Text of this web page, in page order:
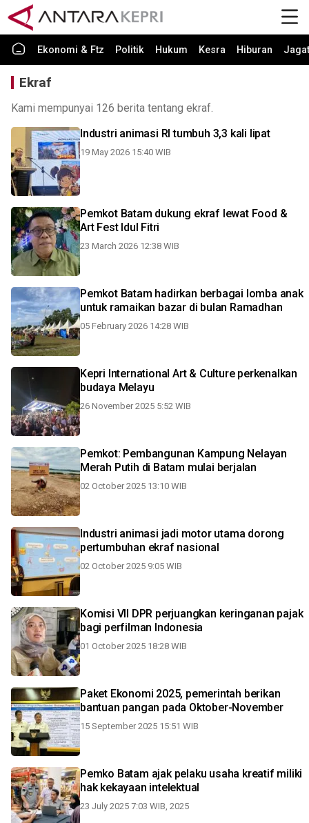
Ekonomi & Ftz Politik Hukum Kesra Hiburan Jagat
Ekraf
Kami mempunyai 126 berita tentang ekraf.
Industri animasi RI tumbuh 3,3 kali lipat
19 May 2026 15:40 WIB
Pemkot Batam dukung ekraf lewat Food &
Art Fest Idul Fitri
23 March 2026 12:38 WIB
Pemkot Batam hadirkan berbagai lomba anak
untuk ramaikan bazar di bulan Ramadhan
05 February 2026 14:28 WIB
Kepri International Art & Culture perkenalkan
budaya Melayu
26 November 2025 5:52 WIB
Pemkot: Pembangunan Kampung Nelayan
Merah Putih di Batam mulai berjalan
02 October 2025 13:10 WIB
Industri animasi jadi motor utama dorong
pertumbuhan ekraf nasional
02 October 2025 9:05 WIB
Komisi VII DPR perjuangkan keringanan pajak
bagi perfilman Indonesia
01 October 2025 18:28 WIB
Paket Ekonomi 2025, pemerintah berikan
bantuan pangan pada Oktober-November
15 September 2025 15:51 WIB
Pemko Batam ajak pelaku usaha kreatif miliki
hak kekayaan intelektual
23 July 2025 7:03 WIB, 2025